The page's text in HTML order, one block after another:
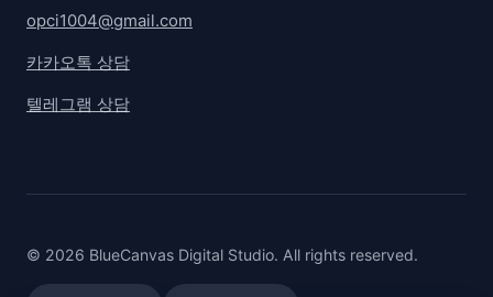
opci1004@gmail.com
카카오톡 상담
텔레그램 상담
© 2026 BlueCanvas Digital Studio. All rights reserved.